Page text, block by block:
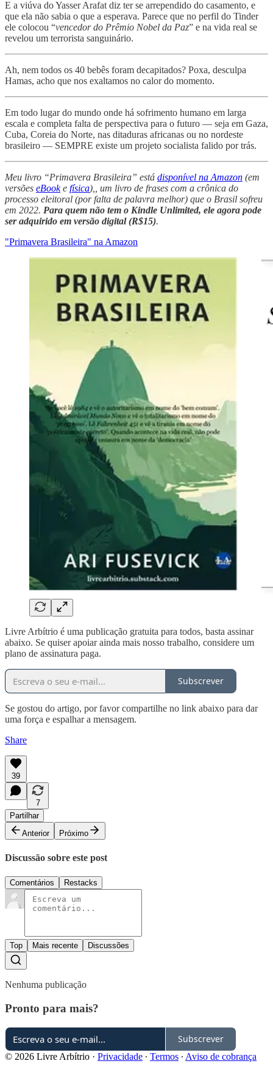
E a viúva do Yasser Arafat diz ter se arrependido do casamento, e
que ela não sabia o que a esperava. Parece que no perfil do Tinder
ele colocou “vencedor do Prêmio Nobel da Paz” e na vida real se
revelou um terrorista sanguinário.
Ah, nem todos os 40 bebês foram decapitados? Poxa, desculpa
Hamas, acho que nos exaltamos no calor do momento.
Em todo lugar do mundo onde há sofrimento humano em larga
escala e completa falta de perspectiva para o futuro — seja em Gaza,
Cuba, Coreia do Norte, nas ditaduras africanas ou no nordeste
brasileiro — SEMPRE existe um projeto socialista falido por trás.
Meu livro “Primavera Brasileira” está disponível na Amazon (em
versões eBooke física),, um livro de frases com a crônica do
processo eleitoral (por falta de palavra melhor) que o Brasil sofreu
em 2022. Para quem não tem o Kindle Unlimited, ele agora pode
ser adquirido em versão digital (R$15).
"Primavera Brasileira" na Amazon
Livre Arbítrio é uma publicação gratuita para todos, basta assinar
abaixo. Se quiser apoiar ainda mais nosso trabalho, considere um
plano de assinatura paga.
Subscrever
Se gostou do artigo, por favor compartilhe no link abaixo para dar
uma força e espalhar a mensagem.
Share
39
7
Partilhar
Anterior
Próximo
Discussão sobre este post
Comentários Restacks
Top Mais recente Discussões
Nenhuma publicação
Pronto para mais?
Subscrever
© 2026 Livre Arbítrio · Privacidade ∙ Termos ∙ Aviso de cobrança